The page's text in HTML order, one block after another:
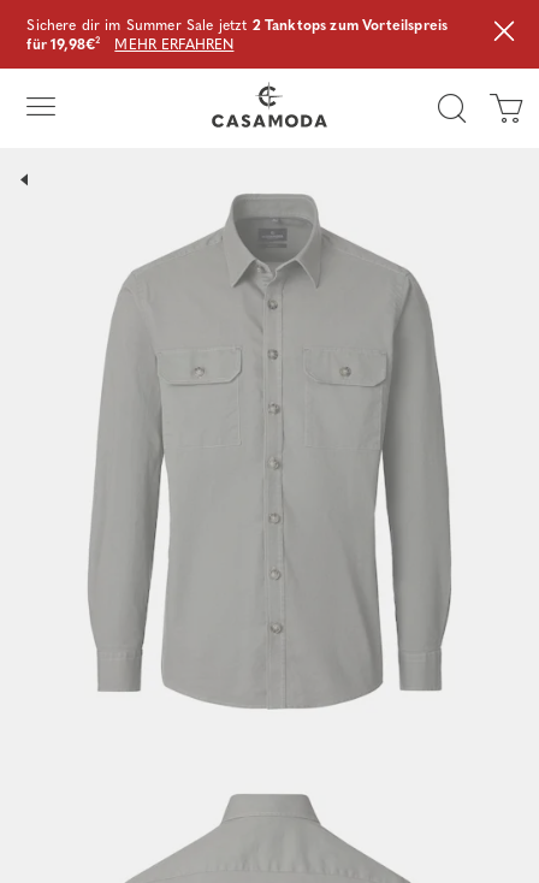
Sichere dir im Summer Sale jetzt 2 Tanktops zum Vorteilspreis
für 19,98€² MEHR ERFAHREN